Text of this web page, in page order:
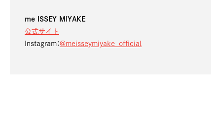
me ISSEY MIYAKE
公式サイト
Instagram：@meisseymiyake_official